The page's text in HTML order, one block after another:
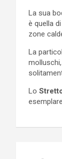
La sua
è quella
zone
La
Lo